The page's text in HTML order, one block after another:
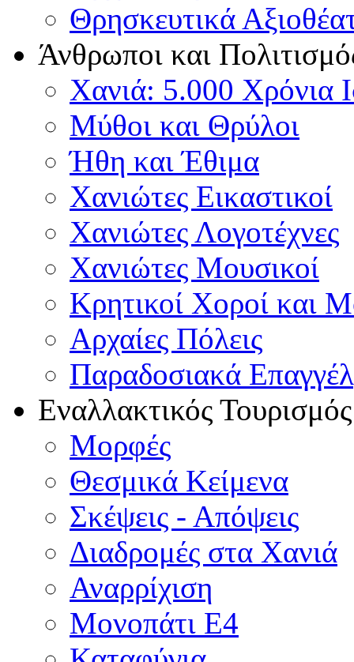
Θρησκευτικά
Άνθρωποι και
Χανιά: 5.000 Χρόνια
Μύθοι και Θρύλοι
Ήθη και Έθιμα
Χανιώτες Εικαστικοί
Χανιώτες Λογοτέχνες
Χανιώτες Μουσικοί
Κρητικοί Χοροί και
Αρχαίες Πόλεις
Παραδοσιακά
Εναλλακτικός Τουρισμός
Μορφές
Θεσμικά Κείμενα
Σκέψεις - Απόψεις
Διαδρομές στα Χανιά
Αναρρίχιση
Μονοπάτι Ε4